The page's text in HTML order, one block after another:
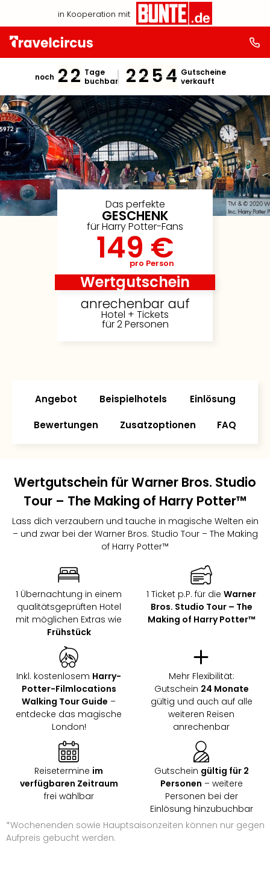
in Kooperation mit
noch 22 Tage
buchbar
2254 Gutscheine
verkauft
Das perfekte
GESCHENK
für Harry Potter-Fans
149 €
pro Person
Wertgutschein
anrechenbar auf
Hotel + Tickets
für 2 Personen
Angebot Beispielhotels Einlösung
Bewertungen Zusatzoptionen FAQ
Wertgutschein für Warner Bros. Studio
Tour – The Making of Harry Potter™
Lass dich verzaubern und tauche in magische Welten ein
– und zwar bei der Warner Bros. Studio Tour – The Making
of Harry Potter™
1 Übernachtung in einem
qualitätsgeprüften Hotel
mit möglichen Extras wie
Frühstück
1 Ticket p.P. für die Warner
Bros. Studio Tour – The
Making of Harry Potter™
Inkl. kostenlosem Harry-
Potter-Filmlocations
Walking Tour Guide –
entdecke das magische
London!
Mehr Flexibilität:
Gutschein 24 Monate
gültig und auch auf alle
weiteren Reisen
anrechenbar
Reisetermine im
verfügbaren Zeitraum
frei wählbar
Gutschein gültig für 2
Personen – weitere
Personen bei der
Einlösung hinzubuchbar
*Wochenenden sowie Hauptsaisonzeiten können nur gegen
Aufpreis gebucht werden.